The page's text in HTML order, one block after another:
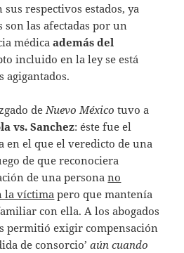
respectivos estados, ya
son las afectadas por un
médicaademás del
incluido en la ley se está
agigantados.
deNuevo México tuvo a
vs. Sanchez: éste fue el
el que el veredicto de una
de que reconociera
de una personano
la víctima pero que mantenía
con ella. A los abogados
permitió exigir compensación
de consorcio’aún cuando